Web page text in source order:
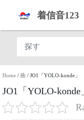
着信音123
Home / 曲 / JO1「YOLO-konde」
JO1「YOLO-